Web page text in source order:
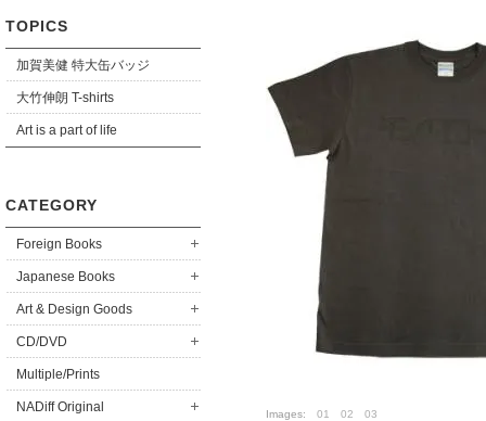
TOPICS
加賀美健 特大缶バッジ
大竹伸朗 T-shirts
Art is a part of life
CATEGORY
Foreign Books
Japanese Books
Art & Design Goods
CD/DVD
Multiple/Prints
NADiff Original Images: 01 02
03